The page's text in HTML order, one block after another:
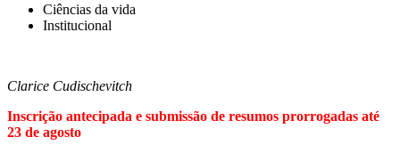
Ciências da vida
Institucional
Clarice Cudischevitch
Inscrição antecipada e submissão de resumos prorrogadas até
23 de agosto